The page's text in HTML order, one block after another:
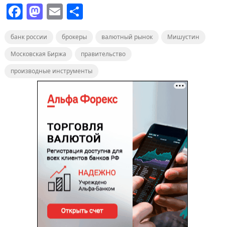
F
c
e
b
M
st
o
d
o
n
E
ai
l
О
п
р
а
в
и
т
ь
банк россии брокеры валютный рынок
Мишустин
Московская Биржа
правительство
производные инструменты